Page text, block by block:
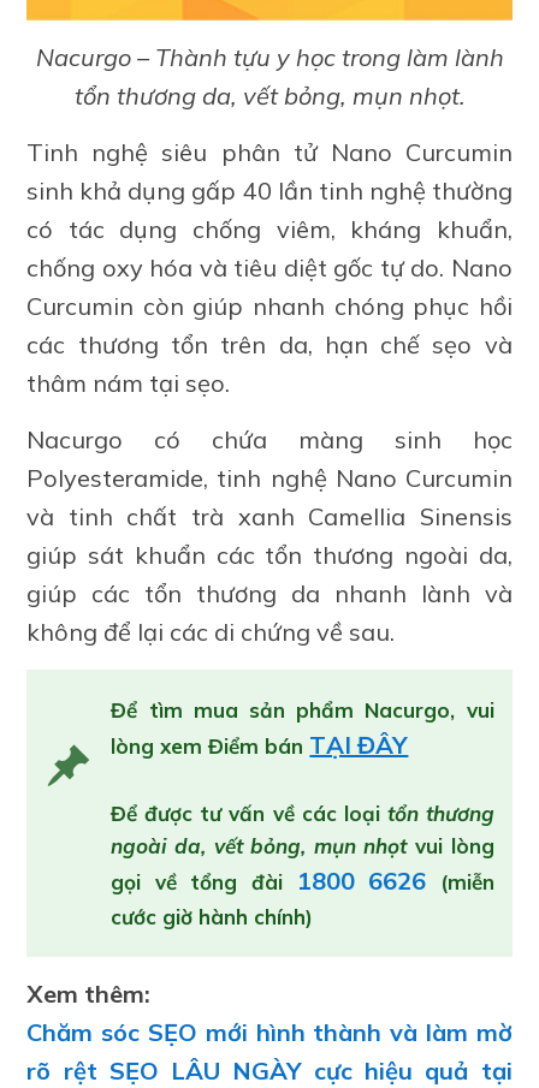
Nacurgo – Thành tựu y học trong làm lành
tổn thương da, vết bỏng, mụn nhọt.
Tinh nghệ siêu phân tử Nano Curcumin
sinh khả dụng gấp 40 lần tinh nghệ thường
có tác dụng chống viêm, kháng khuẩn,
chống oxy hóa và tiêu diệt gốc tự do. Nano
Curcumin còn giúp nhanh chóng phục hồi
các thương tổn trên da, hạn chế sẹo và
thâm nám tại sẹo.
Nacurgo có chứa màng sinh học
Polyesteramide, tinh nghệ Nano Curcumin
và tinh chất trà xanh Camellia Sinensis
giúp sát khuẩn các tổn thương ngoài da,
giúp các tổn thương da nhanh lành và
không để lại các di chứng về sau.
Để tìm mua sản phẩm Nacurgo, vui
lòng xem Điểm bán TẠI ĐÂY
Để được tư vấn về các loại tổn thương
ngoài da, vết bỏng, mụn nhọtvui lòng
gọi về tổng đài
1800 6626 (miễn
cước giờ hành chính)
Xem thêm:
Chăm sóc SẸO mới hình thành và làm mờ
rõ rệt SẸO LÂU NGÀY cực hiệu quả tại